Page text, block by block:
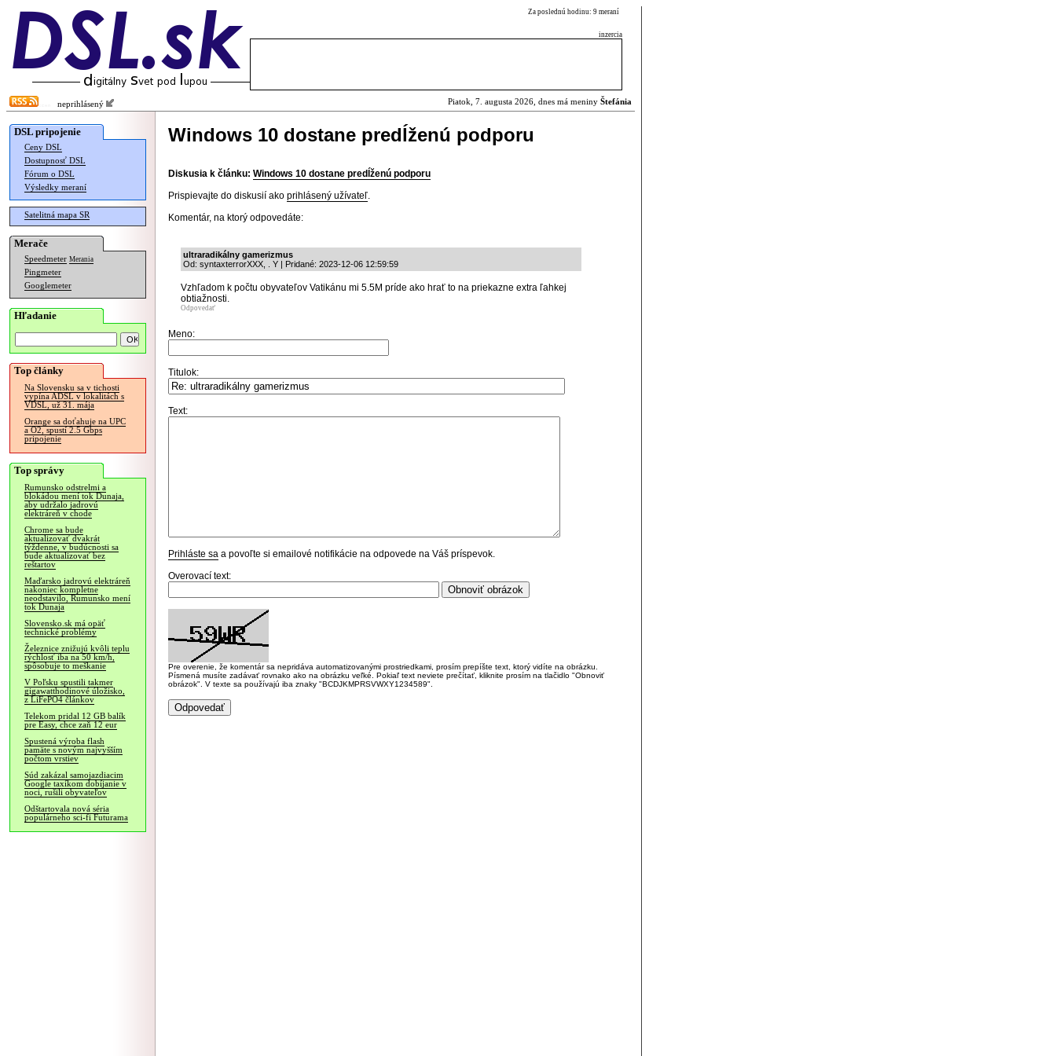
Za poslednú hodinu: 9 meraní
inzercia
neprihlásený Piatok, 7. augusta 2026, dnes má meniny Štefánia
DSL pripojenie
Ceny DSL
Dostupnosť DSL
Fórum o DSL
Výsledky meraní
Satelitná mapa SR
Merače
Speedmeter Merania
Pingmeter
Googlemeter
Hľadanie
Top články
Na Slovensku sa v tichosti
vypína ADSL v lokalitách s
VDSL, už 31. mája
Orange sa doťahuje na UPC
a O2, spustí 2.5 Gbps
pripojenie
Top správy
Rumunsko odstrelmi a
blokádou mení tok Dunaja,
aby udržalo jadrovú
elektráreň v chode
Chrome sa bude
aktualizovať dvakrát
týždenne, v budúcnosti sa
bude aktualizovať bez
reštartov
Maďarsko jadrovú elektráreň
nakoniec kompletne
neodstavilo, Rumunsko mení
tok Dunaja
Slovensko.sk má opäť
technické problémy
Železnice znižujú kvôli teplu
rýchlosť iba na 50 km/h,
spôsobuje to meškanie
V Poľsku spustili takmer
gigawatthodinové úložisko,
z LiFePO4 článkov
Telekom pridal 12 GB balík
pre Easy, chce zaň 12 eur
Spustená výroba flash
pamäte s novým najvyšším
počtom vrstiev
Súd zakázal samojazdiacim
Google taxíkom dobíjanie v
noci, rušili obyvateľov
Odštartovala nová séria
populárneho sci-fi Futurama
Windows 10 dostane predĺženú podporu
Diskusia k článku: Windows 10 dostane predĺženú podporu
Prispievajte do diskusií ako prihlásený užívateľ.
Komentár, na ktorý odpovedáte:
ultraradikálny gamerizmus
Od: syntaxterrorXXX, . Y | Pridané: 2023-12-06 12:59:59
Vzhľadom k počtu obyvateľov Vatikánu mi 5.5M príde ako hrať to na priekazne extra ľahkej
obtiažnosti.
Odpovedať
Meno:
Titulok:
Text:
Prihláste sa a povoľte si emailové notifikácie na odpovede na Váš príspevok.
Overovací text:
Pre overenie, že komentár sa nepridáva automatizovanými prostriedkami, prosím prepíšte text, ktorý vidíte na obrázku.
Písmená musíte zadávať rovnako ako na obrázku veľké. Pokiaľ text neviete prečítať, kliknite prosím na tlačidlo "Obnoviť
obrázok". V texte sa používajú iba znaky "BCDJKMPRSVWXY1234589".